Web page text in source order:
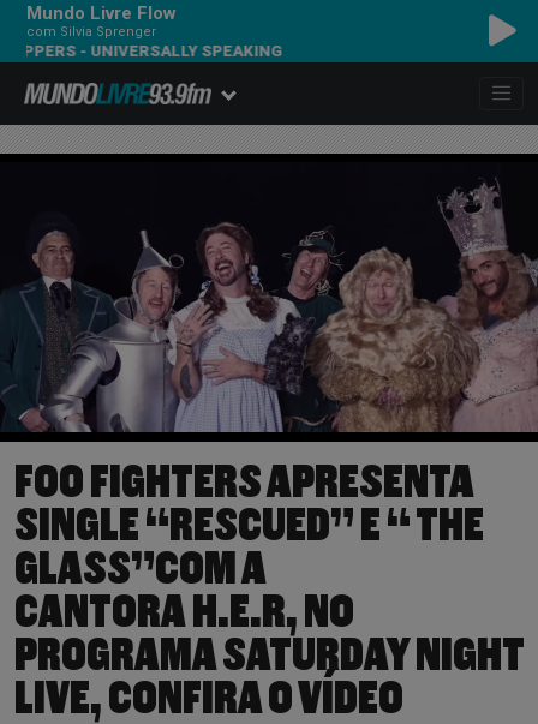
Mundo Livre Flow
com Silvia Sprenger
- UNIVERSALLY SPEAKING
FOO FIGHTERS APRESENTA
SINGLE “RESCUED” E “ THE
GLASS”COM A
CANTORA H.E.R, NO
PROGRAMA SATURDAY NIGHT
LIVE, CONFIRA O VÍDEO